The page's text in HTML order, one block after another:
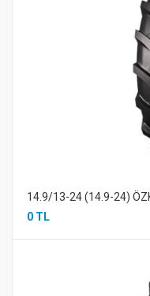
14.9/13-24 (14.9-24)
0 TL